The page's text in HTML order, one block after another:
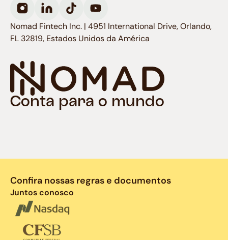
Conta para o mundo
Nomad Fintech Inc. | 4951 International Drive, Orlando,
FL 32819, Estados Unidos da América
Confira nossas regras e documentos
Juntos conosco